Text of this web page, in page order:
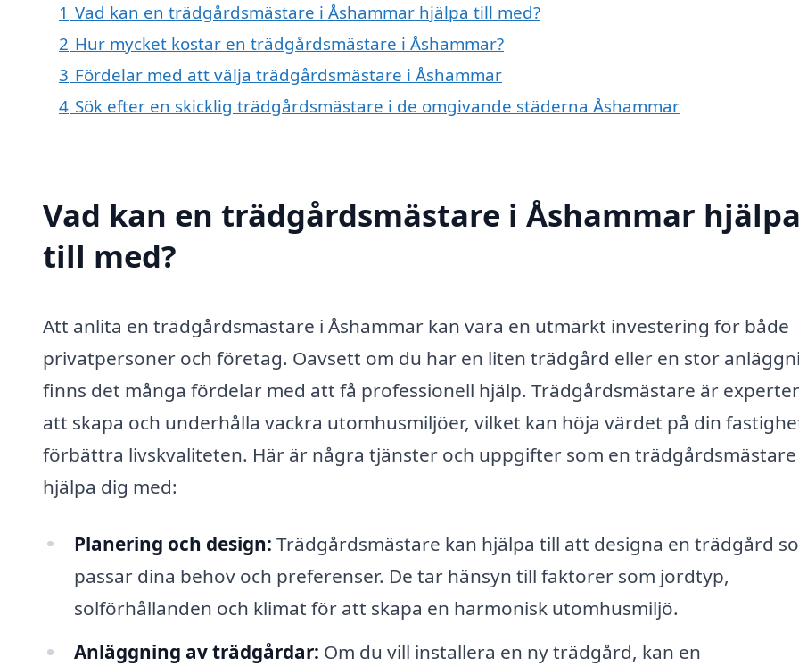
1 Vad kan en trädgårdsmästare i Åshammar hjälpa till med?
2 Hur mycket kostar en trädgårdsmästare i Åshammar?
3 Fördelar med att välja trädgårdsmästare i Åshammar
4 Sök efter en skicklig trädgårdsmästare i de omgivande städerna Åshammar
Vad kan en trädgårdsmästare i Åshammar
till med?
Att anlita en trädgårdsmästare i Åshammar kan vara en utmärkt investering för både
privatpersoner och företag. Oavsett om du har en liten trädgård eller en stor
finns det många fördelar med att få professionell hjälp. Trädgårdsmästare är
att skapa och underhålla vackra utomhusmiljöer, vilket kan höja värdet på din
förbättra livskvaliteten. Här är några tjänster och uppgifter som en
hjälpa dig med:
Planering och design: Trädgårdsmästare kan hjälpa till att designa en trädgård
passar dina behov och preferenser. De tar hänsyn till faktorer som jordtyp,
solförhållanden och klimat för att skapa en harmonisk utomhusmiljö.
Anläggning av trädgårdar: Om du vill installera en ny trädgård, kan en